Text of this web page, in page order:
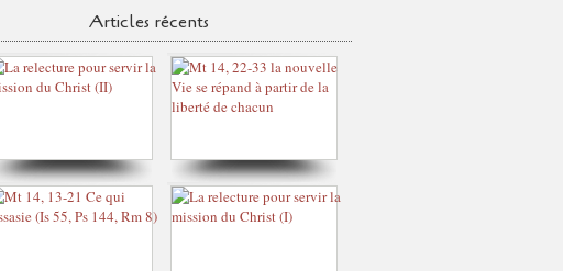
Articles récents